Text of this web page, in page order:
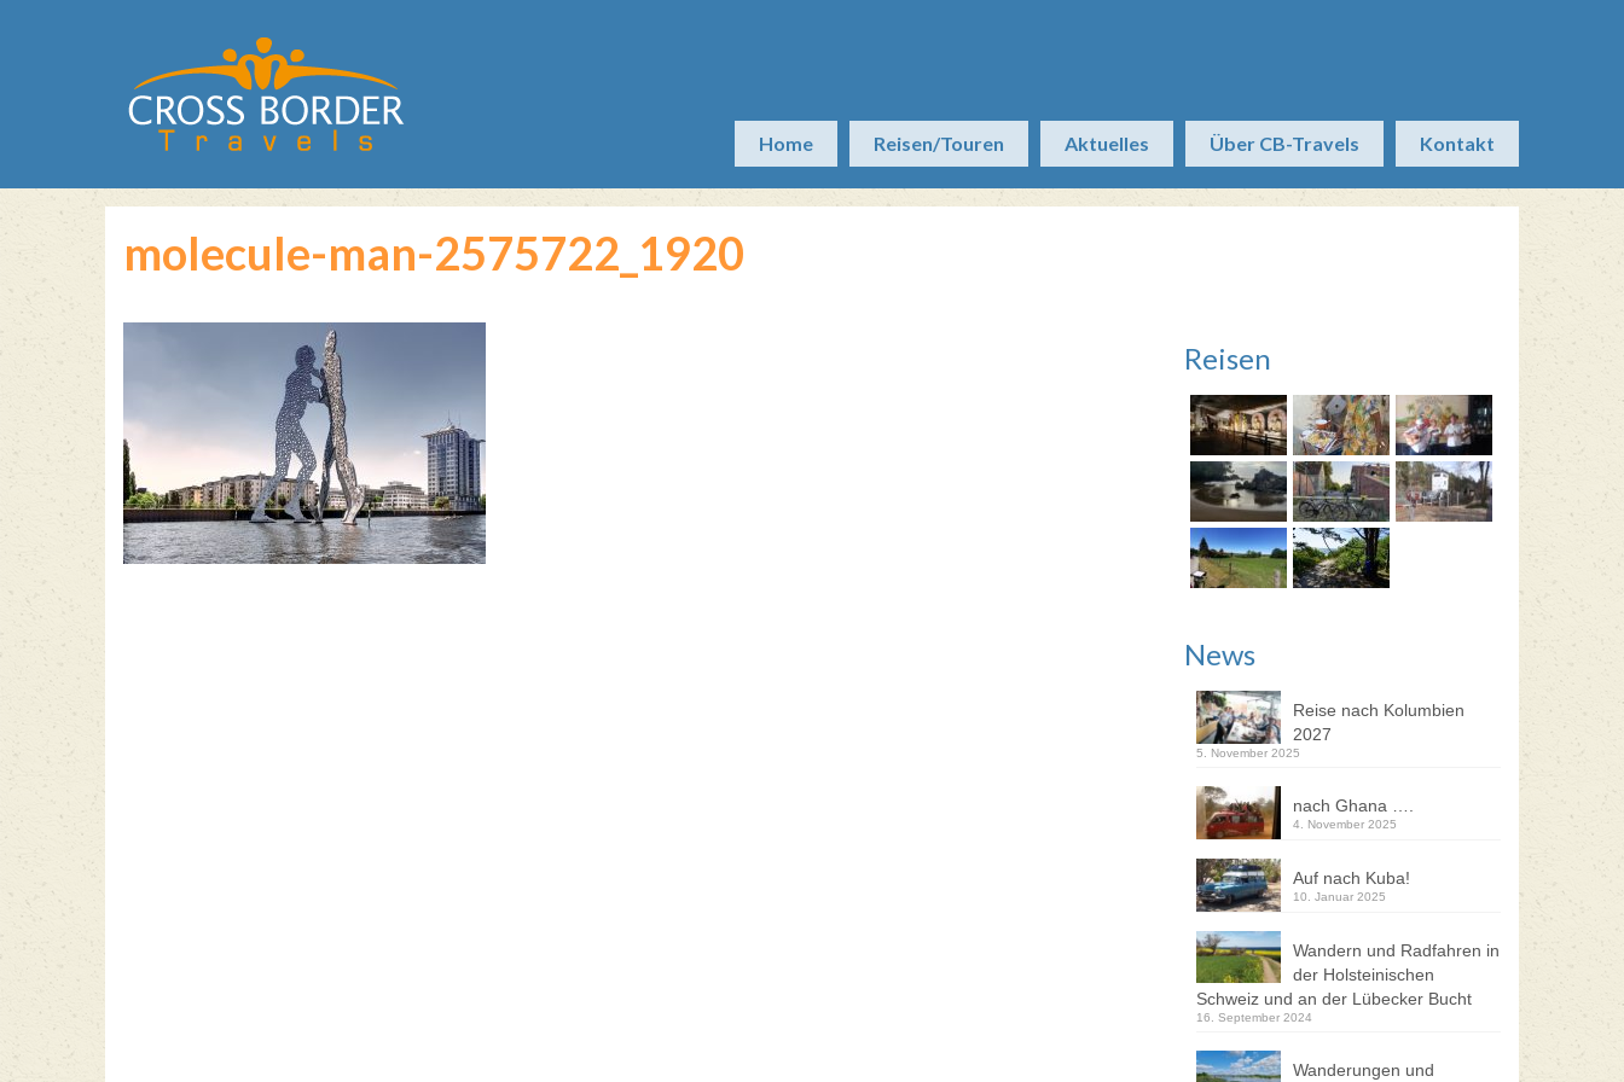
Home Reisen/Touren Aktuelles Über CB-Travels Kontakt
molecule-man-2575722_1920
Reisen
News
Reise nach Kolumbien
2027
5. November 2025
nach Ghana ….
4. November 2025
Auf nach Kuba!
10. Januar 2025
Wandern und Radfahren in
der Holsteinischen
Schweiz und an der Lübecker Bucht
16. September 2024
Wanderungen und